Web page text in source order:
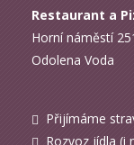
Restaurant a
Horní náměstí
Odolena Voda
Přijímáme
Rozvoz jídla (i